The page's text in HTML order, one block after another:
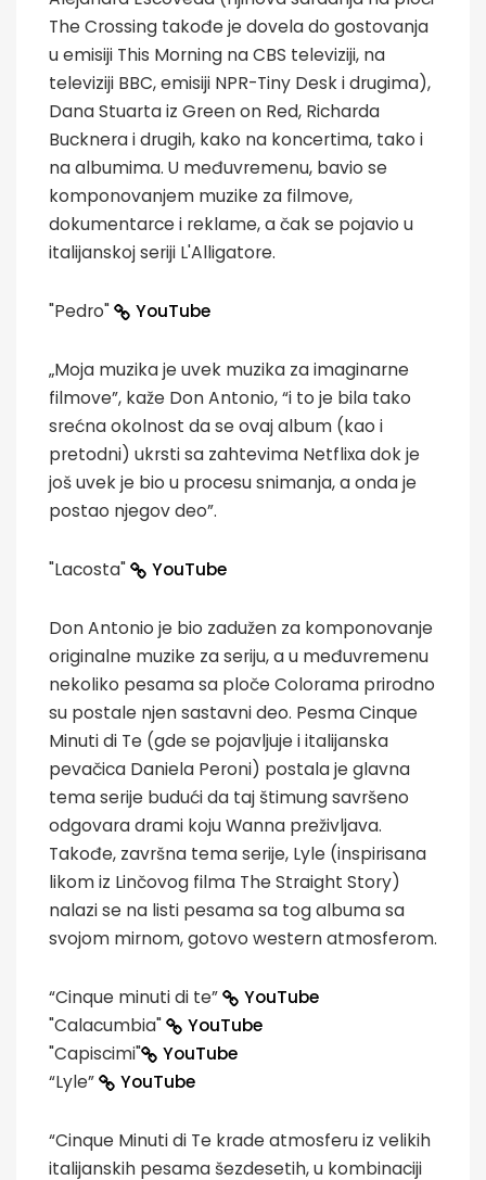
The Crossing takođe je dovela do gostovanja
u emisiji This Morning na CBS televiziji, na
televiziji BBC, emisiji NPR-Tiny Desk i drugima),
Dana Stuarta iz Green on Red, Richarda
Bucknera i drugih, kako na koncertima, tako i
na albumima. U međuvremenu, bavio se
komponovanjem muzike za filmove,
dokumentarce i reklame, a čak se pojavio u
italijanskoj seriji L'Alligatore.
"Pedro" YouTube
„Moja muzika je uvek muzika za imaginarne
filmove”, kaže Don Antonio, “i to je bila tako
srećna okolnost da se ovaj album (kao i
pretodni) ukrsti sa zahtevima Netflixa dok je
još uvek je bio u procesu snimanja, a onda je
postao njegov deo”.
"Lacosta" YouTube
Don Antonio je bio zadužen za komponovanje
originalne muzike za seriju, a u međuvremenu
nekoliko pesama sa ploče Colorama prirodno
su postale njen sastavni deo. Pesma Cinque
Minuti di Te (gde se pojavljuje i italijanska
pevačica Daniela Peroni) postala je glavna
tema serije budući da taj štimung savršeno
odgovara drami koju Wanna preživljava.
Takođe, završna tema serije, Lyle (inspirisana
likom iz Linčovog filma The Straight Story)
nalazi se na listi pesama sa tog albuma sa
svojom mirnom, gotovo western atmosferom.
“Cinque minuti di te”
YouTube
"Calacumbia"
YouTube
"Capiscimi"
YouTube
“Lyle”
YouTube
“Cinque Minuti di Te krade atmosferu iz velikih
italijanskih pesama šezdesetih, u kombinaciji